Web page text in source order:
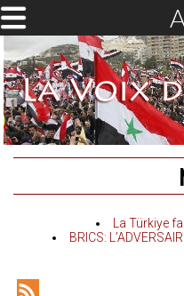
La Türkiye
BRICS: